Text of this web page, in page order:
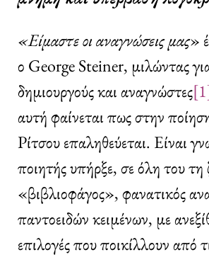
«Είμαστεοιαναγνώσειςμας»
ο George Steiner, μιλώντας
δημιουργούς και αναγνώστες
αυτή φαίνεται πως στην
Ρίτσου επαληθεύεται. Είναι
ποιητής υπήρξε, σε όλη του τη
«βιβλιοφάγος», φανατικός
παντοειδών κειμένων, με
επιλογές που ποικίλλουν από